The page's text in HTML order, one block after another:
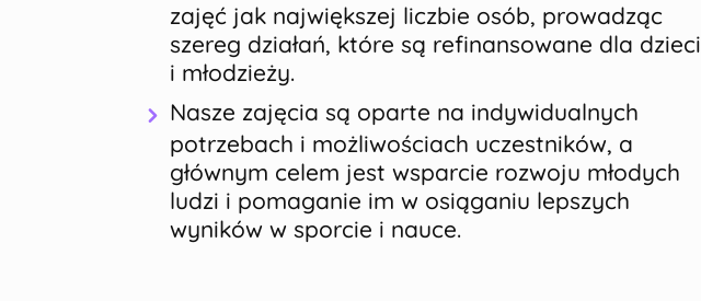
zajęć jak największej liczbie osób, prowadząc
szereg działań, które są refinansowane dla dzieci
i młodzieży.
Nasze zajęcia są oparte na indywidualnych
potrzebach i możliwościach uczestników, a
głównym celem jest wsparcie rozwoju młodych
ludzi i pomaganie im w osiąganiu lepszych
wyników w sporcie i nauce.